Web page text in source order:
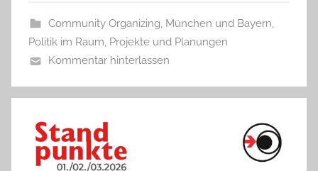
Community Organizing, München und Bayern,
Politik im Raum, Projekte und Planungen
Kommentar hinterlassen